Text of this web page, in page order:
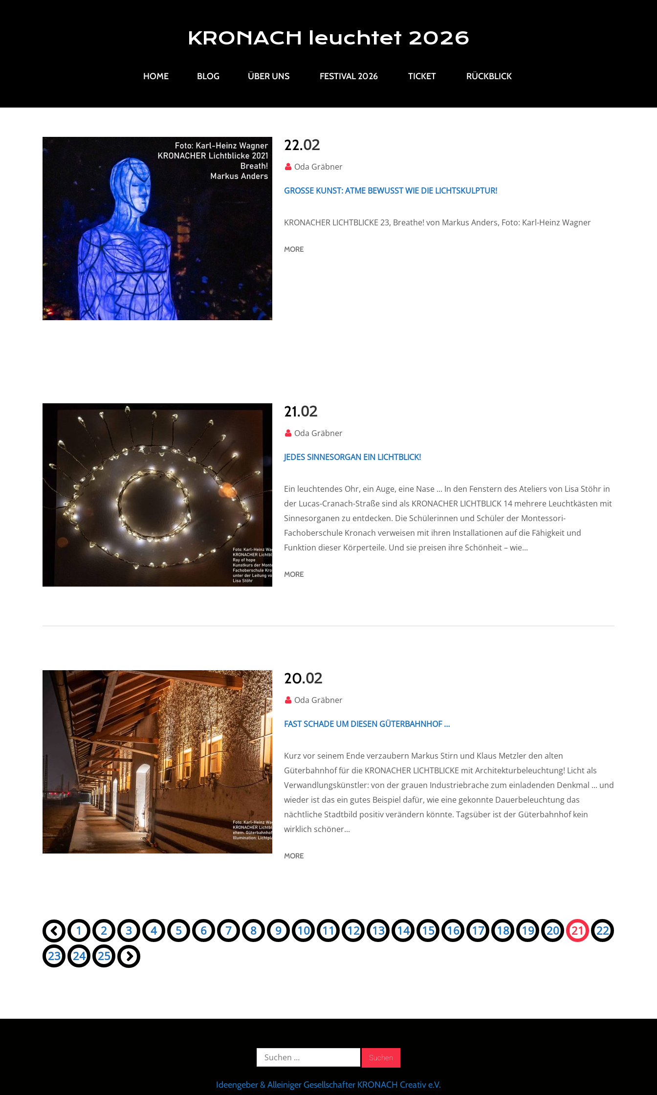
KRONACH leuchtet 2026
HOME BLOG ÜBER UNS FESTIVAL 2026 TICKET RÜCKBLICK
22.02
Oda Gräbner
GROSSE KUNST: ATME BEWUSST WIE DIE LICHTSKULPTUR!
KRONACHER LICHTBLICKE 23, Breathe! von Markus Anders, Foto: Karl-Heinz Wagner
MORE
21.02
Oda Gräbner
JEDES SINNESORGAN EIN LICHTBLICK!
Ein leuchtendes Ohr, ein Auge, eine Nase ... In den Fenstern des Ateliers von Lisa Stöhr in
der Lucas-Cranach-Straße sind als KRONACHER LICHTBLICK 14 mehrere Leuchtkästen mit
Sinnesorganen zu entdecken. Die Schülerinnen und Schüler der Montessori-
Fachoberschule Kronach verweisen mit ihren Installationen auf die Fähigkeit und
Funktion dieser Körperteile. Und sie preisen ihre Schönheit – wie...
MORE
20.02
Oda Gräbner
FAST SCHADE UM DIESEN GÜTERBAHNHOF …
Kurz vor seinem Ende verzaubern Markus Stirn und Klaus Metzler den alten
Güterbahnhof für die KRONACHER LICHTBLICKE mit Architekturbeleuchtung! Licht als
Verwandlungskünstler: von der grauen Industriebrache zum einladenden Denkmal ... und
wieder ist das ein gutes Beispiel dafür, wie eine gekonnte Dauerbeleuchtung das
nächtliche Stadtbild positiv verändern könnte. Tagsüber ist der Güterbahnhof kein
wirklich schöner...
MORE
Seiten:
« 1 2 3 4 5 6 7 8 9 10 11 12 13 14 15 16 17 18 19 20 21
22
23
24 25 »
Suche
Ideengeber & Alleiniger Gesellschafter KRONACH Creativ e.V.